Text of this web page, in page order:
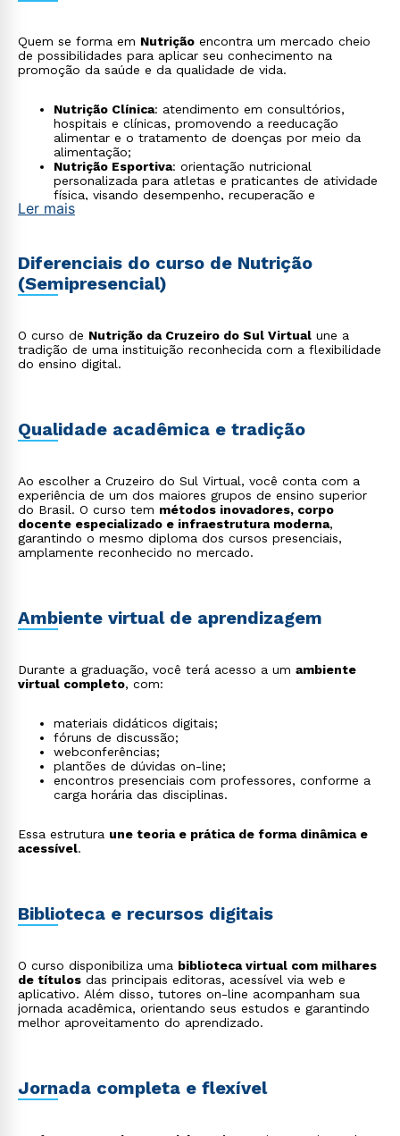
Quem se forma em Nutrição encontra um mercado cheio
de possibilidades para aplicar seu conhecimento na
promoção da saúde e da qualidade de vida.
Nutrição Clínica: atendimento em consultórios,
hospitais e clínicas, promovendo a reeducação
alimentar e o tratamento de doenças por meio da
alimentação;
Nutrição Esportiva: orientação nutricional
personalizada para atletas e praticantes de atividade
física, visando desempenho, recuperação e
composição corporal;
Nutrição Escolar: planejamento de cardápios
saudáveis em instituições de ensino, com foco no
desenvolvimento infantil e prevenção de doenças;
nutricional;
Nutrição de Alimentação Coletiva: oportunidades
em gestão de refeitórios, cozinhas industriais, hotéis
saúde;
Gastronomia Funcional: criação de preparações
orientação focada em aspectos emocionais e hábitos
relacionados à alimentação;
Produção de Conteúdo Digital em Nutrição: criação
de materiais educativos e informativos sobre
alimentação saudável em blogs, redes sociais e
plataformas digitais.
Ler mais
Diferenciais do curso de Nutrição
(Semipresencial)
O curso de Nutrição da Cruzeiro do Sul Virtual une a
tradição de uma instituição reconhecida com a flexibilidade
do ensino digital.
Qualidade acadêmica e tradição
Ao escolher a Cruzeiro do Sul Virtual, você conta com a
experiência de um dos maiores grupos de ensino superior
do Brasil. O curso tem métodos inovadores, corpo
docente especializado e infraestrutura moderna,
garantindo o mesmo diploma dos cursos presenciais,
amplamente reconhecido no mercado.
Ambiente virtual de aprendizagem
Durante a graduação, você terá acesso a um ambiente
virtual completo, com:
materiais didáticos digitais;
fóruns de discussão;
webconferências;
plantões de dúvidas on-line;
encontros presenciais com professores, conforme a
carga horária das disciplinas.
Essa estrutura une teoria e prática de forma dinâmica e
acessível.
Biblioteca e recursos digitais
O curso disponibiliza uma biblioteca virtual com milhares
de títulos das principais editoras, acessível via web e
aplicativo. Além disso, tutores on-line acompanham sua
jornada acadêmica, orientando seus estudos e garantindo
melhor aproveitamento do aprendizado.
Jornada completa e flexível